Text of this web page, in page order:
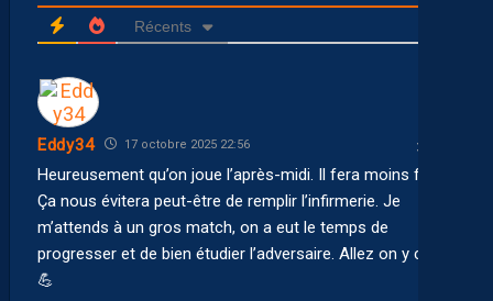
Récents
Eddy34 17 octobre 2025 22:56
Heureusement qu’on joue l’après-midi. Il fera moins froid.
Ça nous évitera peut-être de remplir l’infirmerie. Je
m’attends à un gros match, on a eut le temps de
progresser et de bien étudier l’adversaire. Allez on y croit
💪